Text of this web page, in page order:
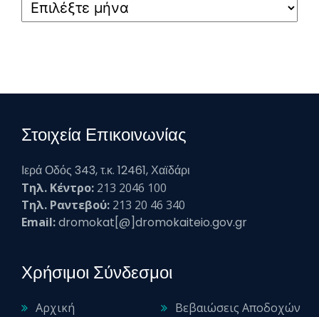
Στοιχεία Επικοινωνίας
Ιερά Οδός 343, τ.κ. 12461, Χαϊδάρι
Τηλ. Κέντρο: 213 2046 100
Τηλ. Ραντεβού: 213 20 46 340
Email:dromokat[@]dromokaiteio.gov.gr
Χρήσιμοι Σύνδεσμοι
Αρχική
Βεβαιώσεις Αποδοχών